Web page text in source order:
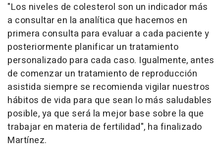
"Los niveles de colesterol son un indicador más
a consultar en la analítica que hacemos en
primera consulta para evaluar a cada paciente y
posteriormente planificar un tratamiento
personalizado para cada caso. Igualmente, antes
de comenzar un tratamiento de reproducción
asistida siempre se recomienda vigilar nuestros
hábitos de vida para que sean lo más saludables
posible, ya que será la mejor base sobre la que
trabajar en materia de fertilidad", ha finalizado
Martínez.